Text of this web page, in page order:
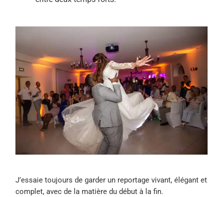
J’essaie toujours de garder un reportage vivant, élégant et
complet, avec de la matière du début à la fin.